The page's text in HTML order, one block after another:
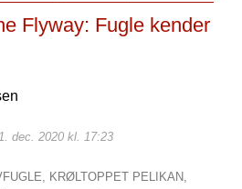
Flyway: Fugle kender
dec. 2020 kl. 17:23
KRØLTOPPET PELIKAN,